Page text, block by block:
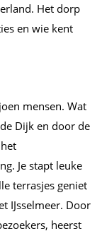
Het dorp
en wie kent
mensen. Wat
Dijk en door de
Je stapt leuke
terrasjes geniet
IJsselmeer. Door
heerst